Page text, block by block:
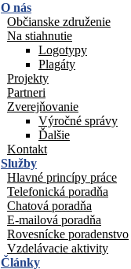
O nás
Občianske združenie
Na stiahnutie
Logotypy
Plagáty
Projekty
Partneri
Zverejňovanie
Výročné správy
Ďalšie
Kontakt
Služby
Hlavné princípy práce
Telefonická poradňa
Chatová poradňa
E-mailová poradňa
Rovesnícke poradenstvo
Vzdelávacie aktivity
Články